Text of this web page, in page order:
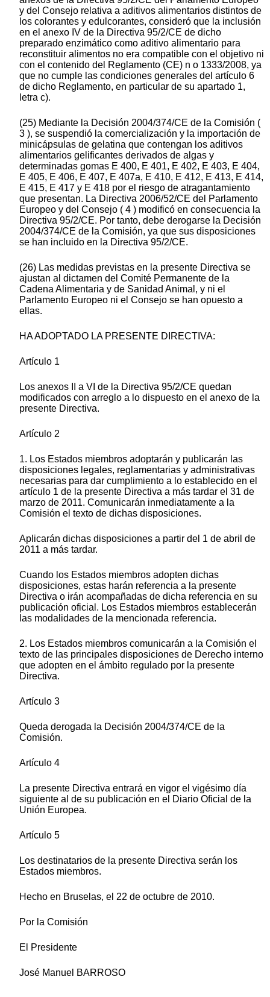
y del Consejo relativa a aditivos alimentarios distintos de
los colorantes y edulcorantes, consideró que la inclusión
en el anexo IV de la Directiva 95/2/CE de dicho
preparado enzimático como aditivo alimentario para
reconstituir alimentos no era compatible con el objetivo ni
con el contenido del Reglamento (CE) n o 1333/2008, ya
que no cumple las condiciones generales del artículo 6
de dicho Reglamento, en particular de su apartado 1,
letra c).
(25) Mediante la Decisión 2004/374/CE de la Comisión (
3 ), se suspendió la comercialización y la importación de
minicápsulas de gelatina que contengan los aditivos
alimentarios gelificantes derivados de algas y
determinadas gomas E 400, E 401, E 402, E 403, E 404,
E 405, E 406, E 407, E 407a, E 410, E 412, E 413, E 414,
E 415, E 417 y E 418 por el riesgo de atragantamiento
que presentan. La Directiva 2006/52/CE del Parlamento
Europeo y del Consejo ( 4 ) modificó en consecuencia la
Directiva 95/2/CE. Por tanto, debe derogarse la Decisión
2004/374/CE de la Comisión, ya que sus disposiciones
se han incluido en la Directiva 95/2/CE.
(26) Las medidas previstas en la presente Directiva se
ajustan al dictamen del Comité Permanente de la
Cadena Alimentaria y de Sanidad Animal, y ni el
Parlamento Europeo ni el Consejo se han opuesto a
ellas.
HA ADOPTADO LA PRESENTE DIRECTIVA:
Artículo 1
Los anexos II a VI de la Directiva 95/2/CE quedan
modificados con arreglo a lo dispuesto en el anexo de la
presente Directiva.
Artículo 2
1. Los Estados miembros adoptarán y publicarán las
disposiciones legales, reglamentarias y administrativas
necesarias para dar cumplimiento a lo establecido en el
artículo 1 de la presente Directiva a más tardar el 31 de
marzo de 2011. Comunicarán inmediatamente a la
Comisión el texto de dichas disposiciones.
Aplicarán dichas disposiciones a partir del 1 de abril de
2011 a más tardar.
Cuando los Estados miembros adopten dichas
disposiciones, estas harán referencia a la presente
Directiva o irán acompañadas de dicha referencia en su
publicación oficial. Los Estados miembros establecerán
las modalidades de la mencionada referencia.
2. Los Estados miembros comunicarán a la Comisión el
texto de las principales disposiciones de Derecho interno
que adopten en el ámbito regulado por la presente
Directiva.
Artículo 3
Queda derogada la Decisión 2004/374/CE de la
Comisión.
Artículo 4
La presente Directiva entrará en vigor el vigésimo día
siguiente al de su publicación en el Diario Oficial de la
Unión Europea.
Artículo 5
Los destinatarios de la presente Directiva serán los
Estados miembros.
Hecho en Bruselas, el 22 de octubre de 2010.
Por la Comisión
El Presidente
José Manuel BARROSO